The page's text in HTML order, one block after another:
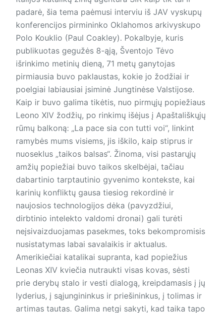
padarė, šia tema paėmusi interviu iš JAV vyskupų
konferencijos pirmininko Oklahomos arkivyskupo
Polo Kouklio (Paul Coakley). Pokalbyje, kuris
publikuotas gegužės 8-ąją, Šventojo Tėvo
išrinkimo metinių dieną, 71 metų ganytojas
pirmiausia buvo paklaustas, kokie jo žodžiai ir
poelgiai labiausiai įsiminė Jungtinėse Valstijose.
Kaip ir buvo galima tikėtis, nuo pirmųjų popiežiaus
Leono XIV žodžių, po rinkimų išėjus į Apaštališkųjų
rūmų balkoną: „La pace sia con tutti voi“, linkint
ramybės mums visiems, jis iškilo, kaip stiprus ir
nuoseklus „taikos balsas“. Žinoma, visi pastarųjų
amžių popiežiai buvo taikos skelbėjai, tačiau
dabartinio tarptautinio gyvenimo kontekste, kai
karinių konfliktų gausa tiesiog rekordinė ir
naujosios technologijos dėka (pavyzdžiui,
dirbtinio intelekto valdomi dronai) gali turėti
neįsivaizduojamas pasekmes, toks bekompromisis
nusistatymas labai savalaikis ir aktualus.
Amerikiečiai katalikai supranta, kad popiežius
Leonas XIV kviečia nutraukti visas kovas, sėsti
prie derybų stalo ir vesti dialogą, kreipdamasis į jų
lyderius, į sąjungininkus ir priešininkus, į tolimas ir
artimas tautas. Galima netgi sakyti, kad taika tapo